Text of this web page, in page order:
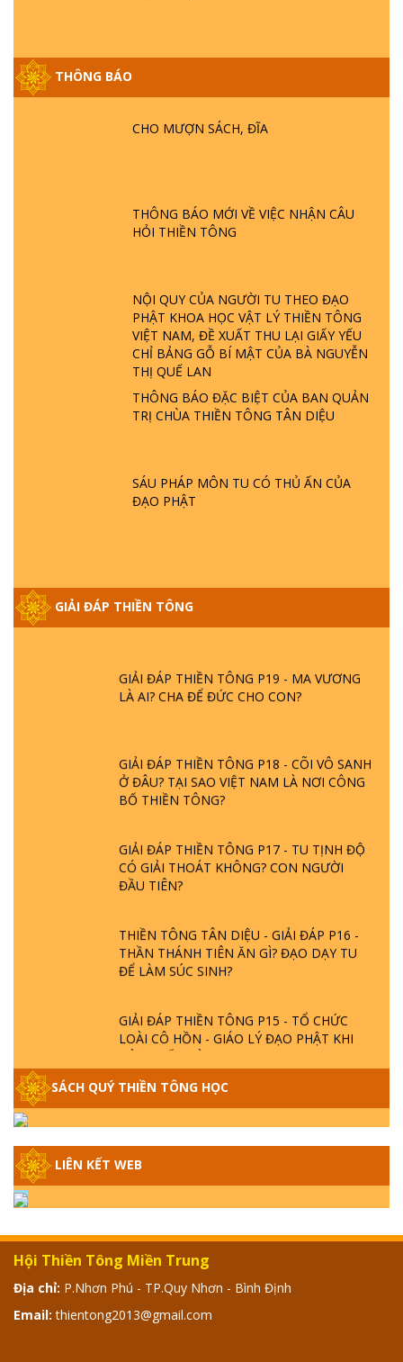
THÔNG BÁO
CHO MƯỢN SÁCH, ĐĨA
THÔNG BÁO MỚI VỀ VIỆC NHẬN CÂU
HỎI THIỀN TÔNG
NỘI QUY CỦA NGƯỜI TU THEO ĐẠO
PHẬT KHOA HỌC VẬT LÝ THIỀN TÔNG
VIỆT NAM, ĐỀ XUẤT THU LẠI GIẤY YẾU
CHỈ BẢNG GỖ BÍ MẬT CỦA BÀ NGUYỄN
THỊ QUẾ LAN
THÔNG BÁO ĐẶC BIỆT CỦA BAN QUẢN
TRỊ CHÙA THIỀN TÔNG TÂN DIỆU
SÁU PHÁP MÔN TU CÓ THỦ ẤN CỦA
ĐẠO PHẬT
GIẢI ĐÁP THIỀN TÔNG
GIẢI ĐÁP ĐẶC BIỆT P25 - SUỐT 49 NĂM
PHẬT KHÔNG NÓI? HỘI LONG HOA LÀ
HỘI GÌ? TỬ VÌ ĐẠO
TTTD
GIẢI ĐÁP ĐẶC BIỆT P23 - THIÊN ĐÀNG Ở
GIẢI ĐÁP THIỀN TÔNG ĐẶC BIỆT P22 - TẠI
SAO TRÁI ĐẤT NHIỀU THIÊN TAI - LŨ LỤT
- HỎA HOẠN | TTTD
GIẢI ĐÁP THIỀN TÔNG ĐẶC BIỆT P21 - TẠI
SAO ĐỨC PHẬT BƯỚC ĐI 7 BƯỚC TRÊN
GIẢI ĐÁP VỀ LỄ TIỄN THIỀN TÔNG SƯ
NGỌC LÂM VỀ PHẬT GIỚI
- BÁC NGUYỄN NHÂN LÀ AI? PHIỀN NÃO
DO ĐÂU MÀ CÓ?
LÀ AI? CHA ĐỂ ĐỨC CHO CON?
Ở ĐÂU? TẠI SAO VIỆT NAM LÀ NƠI CÔNG
BỐ THIỀN TÔNG?
CÓ GIẢI THOÁT KHÔNG? CON NGƯỜI
ĐẦU TIÊN?
THẦN THÁNH TIÊN ĂN GÌ? ĐẠO DẠY TU
ĐỂ LÀM SÚC SINH?
LOÀI CÔ HỒN - GIÁO LÝ ĐẠO PHẬT KHI
NÀO XUẤT BẢN
GIẢI ĐÁP THIỀN TÔNG ĐẶC BIỆT - P14 -
NGUỒN GỐC ÂM LỊCH DƯƠNG LỊCH -
TẦNG BÌNH LƯU LỚN ĐẾN ĐÂU
KHÔNG? XÁ LỢI PHẬT THẬT - GIẢ | TTTD
GIẢI ĐÁP THIỀN TÔNG ĐẶC BIỆT - P12 -
SỰ THẬT VỀ ĐẠI HỒNG THỦY? TRỜI ĐÁNH
THÁNH ĐÂM THẦN VẶN HỌNG?
SÁCH QUÝ THIỀN TÔNG HỌC
LIÊN KẾT WEB
Hội Thiền Tông Miền Trung
Địa chỉ: P.Nhơn Phú - TP.Quy Nhơn - Bình Định
Email: thientong2013@gmail.com